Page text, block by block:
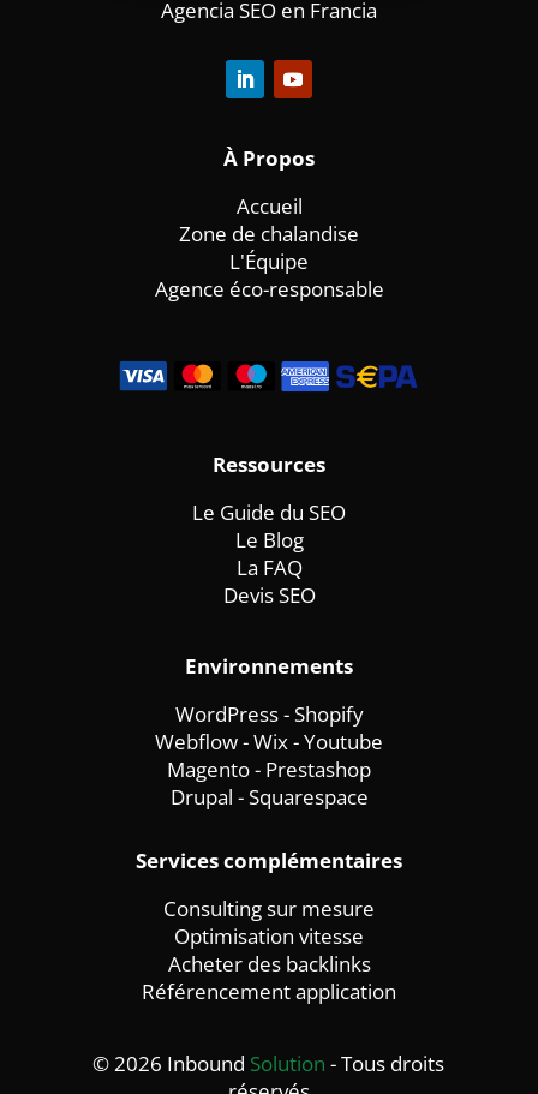
Agencia SEO en Francia
À Propos
Accueil
Zone de chalandise
L'Équipe
Agence éco-responsable
Ressources
Le Guide du SEO
Le Blog
La FAQ
Devis SEO
Environnements
WordPress-Shopify
Webflow-Wix -Youtube
Magento- Prestashop
Drupal -Squarespace
Services complémentaires
Consulting sur mesure
Optimisation vitesse
Acheter des backlinks
Référencement application
© 2026 Inbound Solution - Tous droits